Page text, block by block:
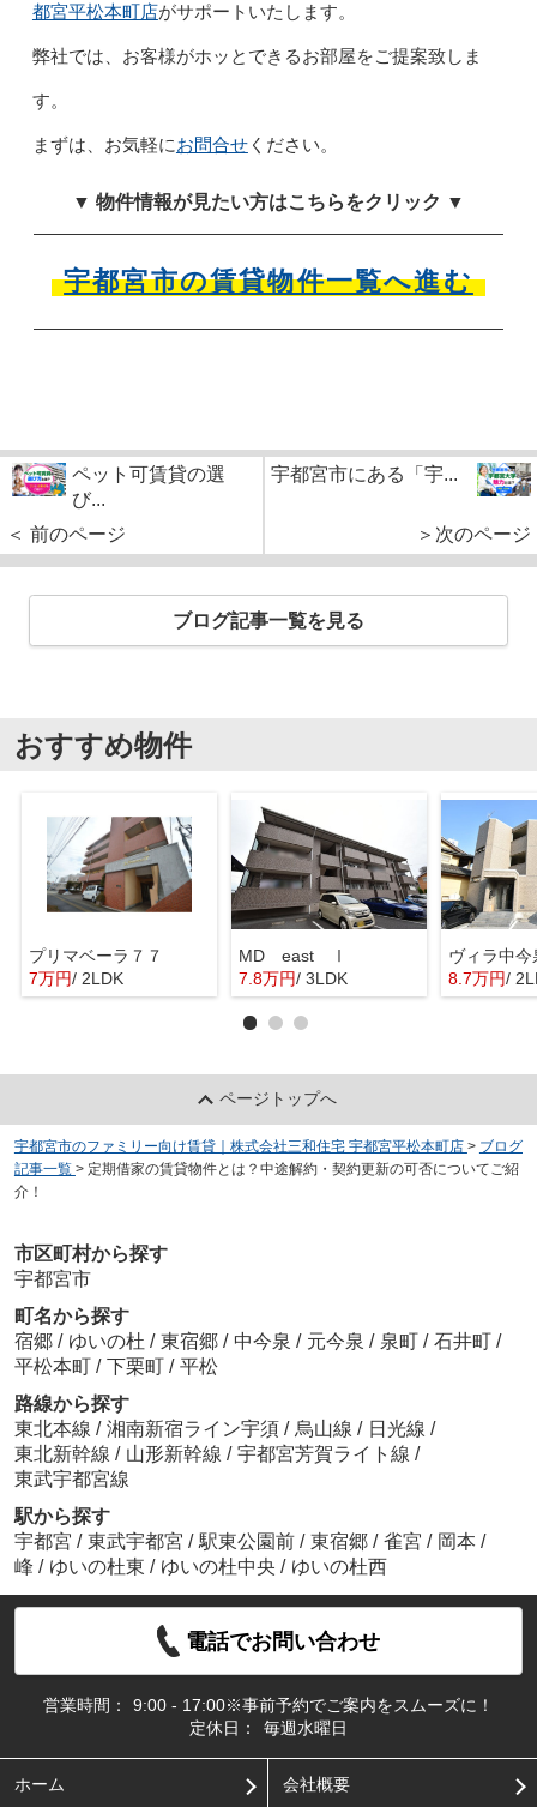
都宮平松本町店がサポートいたします。
弊社では、お客様がホッとできるお部屋をご提案致しま
す。
まずは、お気軽にお問合せください。
▼ 物件情報が見たい方はこちらをクリック ▼
宇都宮市の賃貸物件一覧へ進む
ペット可賃貸の選
び...
＜ 前のページ
宇都宮市にある「宇...
＞次のページ
ブログ記事一覧を見る
おすすめ物件
プリマベーラ７７
7万円/ 2LDK
MD east Ⅰ
7.8万円/ 3LDK
ヴィラ中今
8.7万円/
ページトップへ
宇都宮市のファミリー向け賃貸｜株式会社三和住宅 宇都宮平松本町店 > ブログ
記事一覧 > 定期借家の賃貸物件とは？中途解約・契約更新の可否についてご紹
介！
市区町村から探す
宇都宮市
町名から探す
宿郷 / ゆいの杜 / 東宿郷 / 中今泉 / 元今泉 / 泉町 / 石井町 /
平松本町 / 下栗町 / 平松
路線から探す
東北本線 / 湘南新宿ライン宇須 / 烏山線 / 日光線 /
東北新幹線 / 山形新幹線 / 宇都宮芳賀ライト線 /
東武宇都宮線
駅から探す
宇都宮 / 東武宇都宮 / 駅東公園前 / 東宿郷 / 雀宮 / 岡本 /
峰 / ゆいの杜東 / ゆいの杜中央 / ゆいの杜西
電話でお問い合わせ
営業時間：
9:00 - 17:00※事前予約でご案内をスムーズに！
定休日：
毎週水曜日
ホーム 会社概要